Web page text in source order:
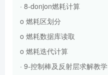
· 8-donjon燃耗计算
o 燃耗区划分
o 燃耗数据库读取
o 燃耗迭代计算
· 9-控制棒及反射层求解教学